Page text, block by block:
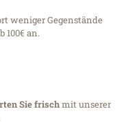
weniger Gegenstände
100€ an.
Sie frischmit unserer